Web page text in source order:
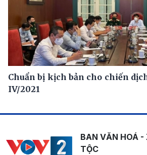
Chuẩn bị kịch bản cho chiến
IV/2021
BAN VĂN HOÁ -
TỘC